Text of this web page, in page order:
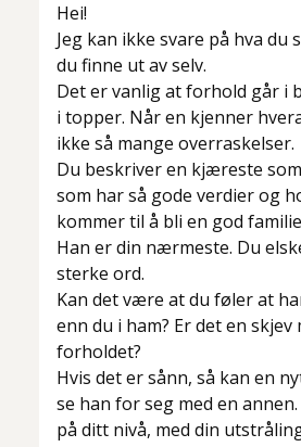
Hei!
Jeg kan ikke svare på hva du
du finne ut av selv.
Det er vanlig at forhold går i
i topper. Når en kjenner
ikke så mange overraskelser.
Du beskriver en kjæreste
som har så gode verdier og
kommer til å bli en god
Han er din nærmeste. Du
sterke ord.
Kan det være at du føler at
enn du i ham? Er det en skjev
forholdet?
Hvis det er sånn, så kan en
se han for seg med en
på ditt nivå, med din